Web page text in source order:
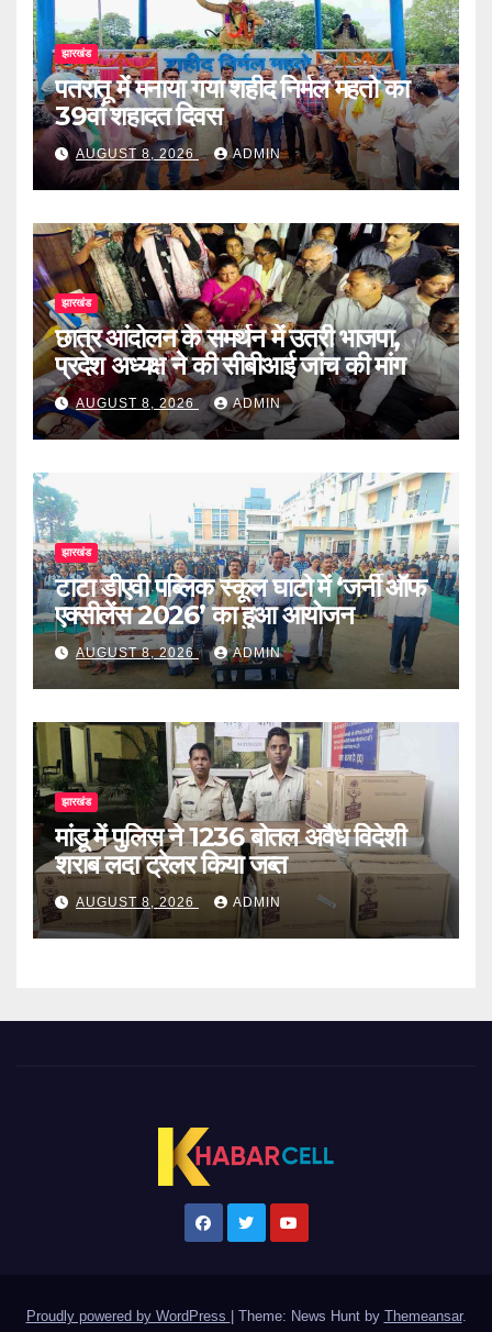
झारखंड
पतरातू में मनाया गया शहीद निर्मल महतो का
39वां शहादत दिवस
AUGUST 8, 2026 ADMIN
झारखंड
छात्र आंदोलन के समर्थन में उतरी भाजपा,
प्रदेश अध्यक्ष ने की सीबीआई जांच की मांग
AUGUST 8, 2026 ADMIN
झारखंड
टाटा डीएवी पब्लिक स्कूल घाटो में ‘जर्नी ऑफ
एक्सीलेंस 2026’ का हुआ आयोजन
AUGUST 8, 2026 ADMIN
झारखंड
मांडू में पुलिस ने 1236 बोतल अवैध विदेशी
शराब लदा ट्रेलर किया जब्त
AUGUST 8, 2026 ADMIN
Proudly powered by WordPress | Theme: News Hunt by Themeansar.